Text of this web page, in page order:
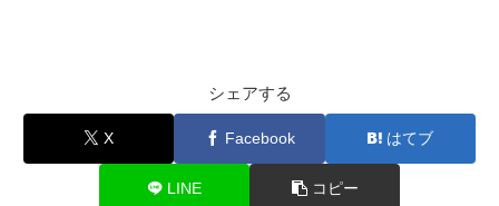
シェアする
X Facebook はてブ
LINE コピー